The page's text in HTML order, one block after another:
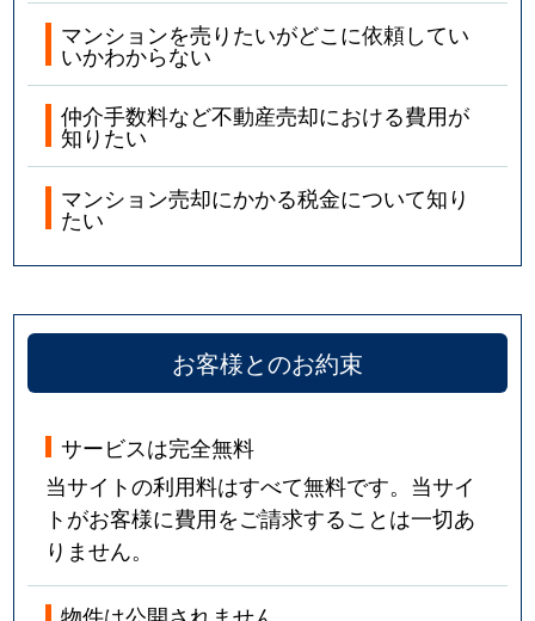
マンションを売りたいがどこに依頼してい
いかわからない
仲介手数料など不動産売却における費用が
知りたい
マンション売却にかかる税金について知り
たい
お客様とのお約束
サービスは完全無料
当サイトの利用料はすべて無料です。当サイ
トがお客様に費用をご請求することは一切あ
りません。